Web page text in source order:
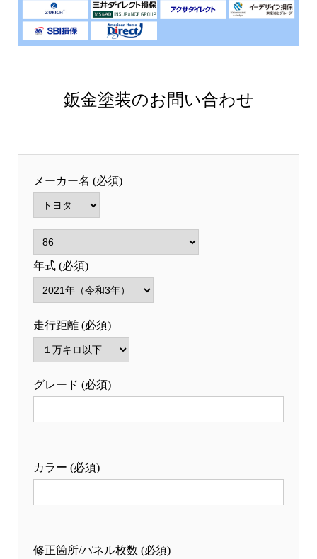
鈑金塗装のお問い合わせ
メーカー名 (必須)
年式 (必須)
走行距離 (必須)
グレード (必須)
カラー (必須)
修正箇所/パネル枚数 (必須)